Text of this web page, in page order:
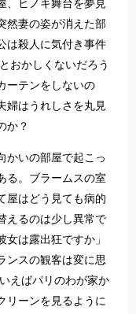
、ヒノキ舞台を夢見
然妻の姿が消えた部
は殺人に気付き事件
おかしくないだろう
ーテンをしないの
婦はうれしさを丸見
か？
かいの部屋で起こっ
る。ブラームスの室
屋はどう見ても病的
えるのは少し異常で
は露出狂ですか」
ンスの観客は変に思
えばパリのわが家か
リーンを見るように